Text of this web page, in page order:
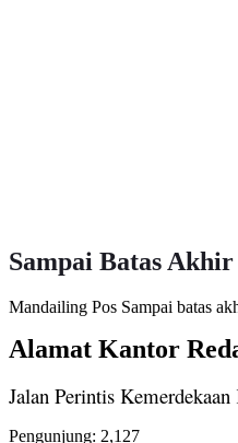
Sampai Batas
Mandailing Pos Sampai batas
Alamat Kantor
Jalan Perintis
Pengunjung: 2,127